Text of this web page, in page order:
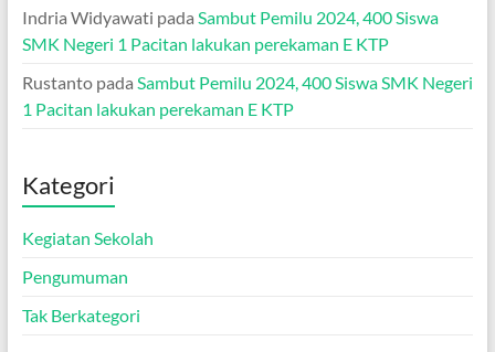
Indria Widyawati pada Sambut Pemilu 2024, 400 Siswa
SMK Negeri 1 Pacitan lakukan perekaman E KTP
Rustantopada Sambut Pemilu 2024, 400 Siswa SMK Negeri
1 Pacitan lakukan perekaman E KTP
Kategori
Kegiatan Sekolah
Pengumuman
Tak Berkategori